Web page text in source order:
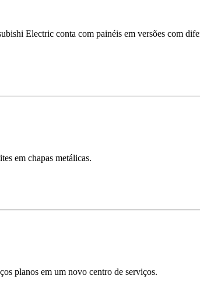
Electric conta com painéis em versões com
em chapas metálicas.
planos em um novo centro de serviços.